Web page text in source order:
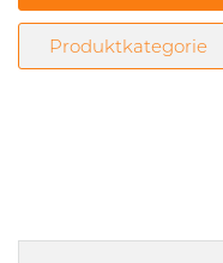
Produktkategorie